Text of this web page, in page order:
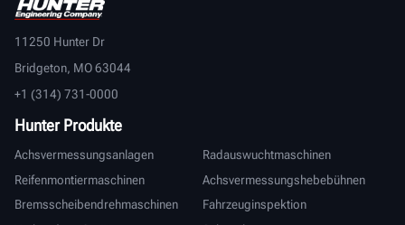
11250 Hunter Dr
Bridgeton, MO 63044
+1 (314) 731-0000
Hunter Produkte
Achsvermessungsanlagen
Radauswuchtmaschinen
Reifenmontiermaschinen
Achsvermessungshebebühnen
Bremsscheibendrehmaschinen
Fahrzeuginspektion